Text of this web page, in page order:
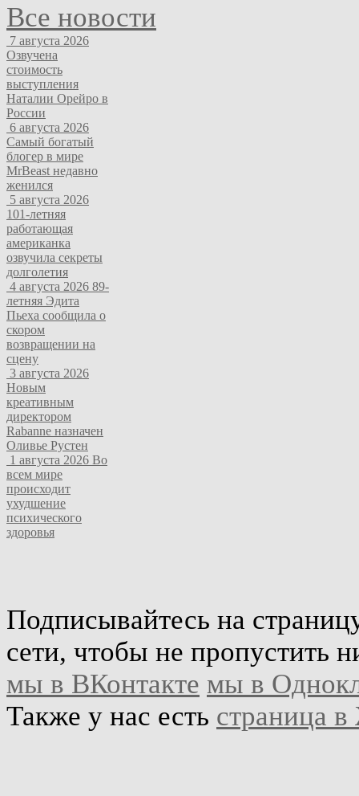
Все новости
7 августа 2026
Озвучена
стоимость
выступления
Наталии Орейро в
России
6 августа 2026
Самый богатый
блогер в мире
MrBeast недавно
женился
5 августа 2026
101-летняя
работающая
американка
озвучила секреты
долголетия
4 августа 2026 89-
летняя Эдита
Пьеха сообщила о
скором
возвращении на
сцену
3 августа 2026
Новым
креативным
директором
Rabanne назначен
Оливье Рустен
1 августа 2026 Во
всем мире
происходит
ухудшение
психического
здоровья
Подписывайтесь на
сети, чтобы не пропустить
мы в ВКонтакте мы в
Также у нас есть страница